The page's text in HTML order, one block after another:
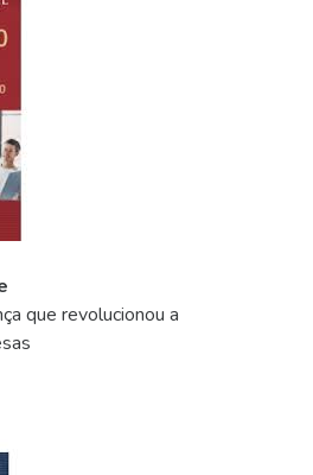
que revolucionou a